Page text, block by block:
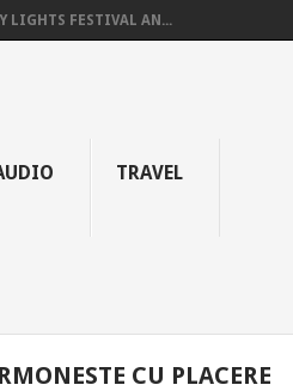
LIGHTS FESTIVAL AN...
TRAVEL
CU PLACERE